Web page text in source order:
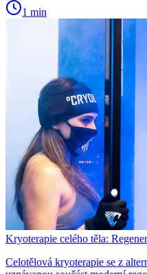
1 min
Kryoterapie celého těla:
Celotělová kryoterapie se z